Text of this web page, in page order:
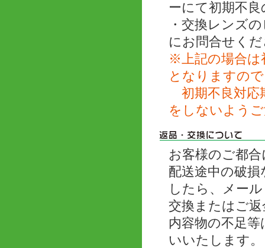
ーにて初期不
・交換レンズ
にお問合せく
※上記の場合は
となりますの
初期不良対応
をしないよう
お客様のご都
配送途中の破
したら、メー
交換またはご
内容物の不足
いいたします。